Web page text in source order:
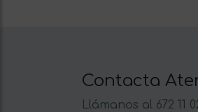
Contacta
Llámanos al 672 11